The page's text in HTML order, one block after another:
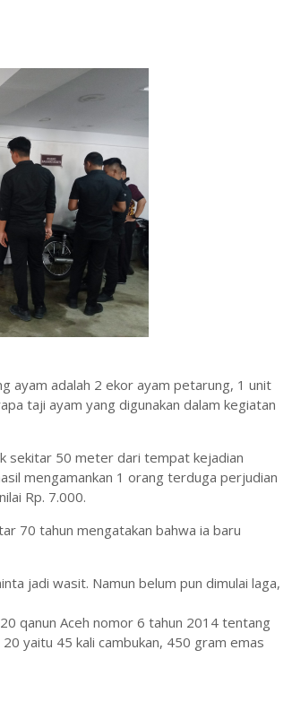
ayam adalah 2 ekor ayam petarung, 1 unit
taji ayam yang digunakan dalam kegiatan
sekitar 50 meter dari tempat kejadian
mengamankan 1 orang terduga perjudian
Rp. 7.000.
70 tahun mengatakan bahwa ia baru
jadi wasit. Namun belum pun dimulai laga,
qanun Aceh nomor 6 tahun 2014 tentang
yaitu 45 kali cambukan, 450 gram emas